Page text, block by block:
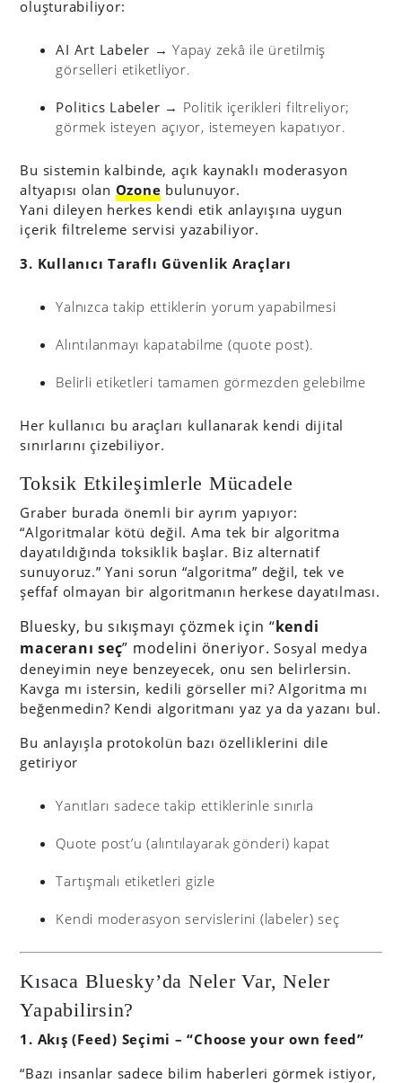
oluşturabiliyor:
AI Art Labeler → Yapay zekâ ile üretilmiş
görselleri etiketliyor.
Politics Labeler → Politik içerikleri filtreliyor;
görmek isteyen açıyor, istemeyen kapatıyor.
Bu sistemin kalbinde, açık kaynaklı moderasyon
altyapısı olan Ozone bulunuyor.
Yani dileyen herkes kendi etik anlayışına uygun
içerik filtreleme servisi yazabiliyor.
3. Kullanıcı Taraflı Güvenlik Araçları
Yalnızca takip ettiklerin yorum yapabilmesi
Alıntılanmayı kapatabilme (quote post).
Belirli etiketleri tamamen görmezden gelebilme
Her kullanıcı bu araçları kullanarak kendi dijital
sınırlarını çizebiliyor.
Toksik Etkileşimlerle Mücadele
Graber burada önemli bir ayrım yapıyor:
“Algoritmalar kötü değil. Ama tek bir algoritma
dayatıldığında toksiklik başlar. Biz alternatif
sunuyoruz.” Yani sorun “algoritma” değil, tek ve
şeffaf olmayan bir algoritmanın herkese dayatılması.
Bluesky, bu sıkışmayı çözmek için “kendi
maceranı seç” modelini öneriyor.Sosyal medya
deneyimin neye benzeyecek, onu sen belirlersin.
Kavga mı istersin, kedili görseller mi? Algoritma mı
beğenmedin? Kendi algoritmanı yaz ya da yazanı bul.
Bu anlayışla protokolün bazı özelliklerini dile
getiriyor
Yanıtları sadece takip ettiklerinle sınırla
Quote post’u (alıntılayarak gönderi) kapat
Tartışmalı etiketleri gizle
Kendi moderasyon servislerini (labeler) seç
Kısaca Bluesky’da Neler Var, Neler
Yapabilirsin?
1. Akış (Feed) Seçimi – “Choose your own feed”
“Bazı insanlar sadece bilim haberleri görmek istiyor,